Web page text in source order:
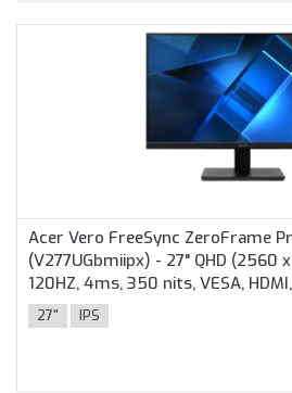
Acer Vero FreeSync ZeroFrame
(V277UGbmiipx) - 27" QHD (2560
120HZ, 4ms, 350 nits, VESA,
garancia, Fekete színben
27" IPS